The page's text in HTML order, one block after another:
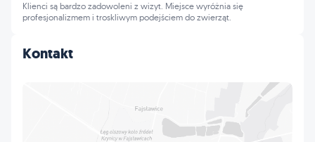
Kontakt
Klienci są bardzo zadowoleni z wizyt. Miejsce wyróżnia się
profesjonalizmem i troskliwym podejściem do zwierząt.